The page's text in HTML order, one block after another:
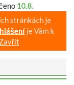
10.8.
stránkách je
je Vám k
Zavřít